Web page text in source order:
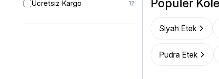
Ücretsiz Kargo 12 Popüler
Siyah Etek
Pudra Etek